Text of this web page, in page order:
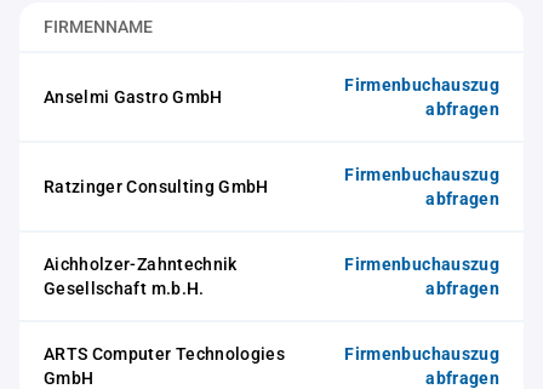
FIRMENNAME
Anselmi Gastro GmbH
Firmenbuchauszug
abfragen
Ratzinger Consulting GmbH
Firmenbuchauszug
abfragen
Aichholzer-Zahntechnik
Gesellschaft m.b.H.
Firmenbuchauszug
abfragen
ARTS Computer Technologies
GmbH
Firmenbuchauszug
abfragen